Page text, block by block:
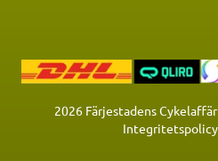
2026Färjestadens
Integritetspolicy